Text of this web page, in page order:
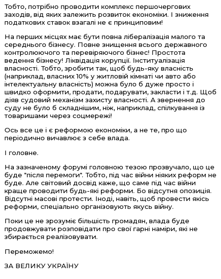
Тобто, потрібно проводити комплекс першочергових
заходів, від яких залежить розвиток економіки. І зниження
податкових ставок взагалі не є принциповим!
На перших місцях має бути повна лібералізація малого та
середнього бізнесу. Повне знищення всього державного
контролюючого та перевіряючого бізнес! Простота
ведення бізнесу! Ліквідація корупції. Інституалізація
власності. Тобто, зробити так, щоб будь-яку власність
(наприклад, власних 10% у житловій кімнаті чи авто або
інтелектуальну власність) можна було б дуже просто і
швидко оформити, продати, подарувати, закласти і т.д. Щоб
діяв судовий механізм захисту власності. А звернення до
суду не було б складнішим, ніж, наприклад, спілкування із
товаришами через соцмережі!
Ось все це і є реформою економіки, а не те, про що
періодично вичавлює з себе влада.
І головне.
На зазначеному форумі головною тезою прозвучало, що це
буде "після перемоги". Тобто, під час війни ніяких реформ не
буде. Але світовий досвід каже, що саме під час війни
краще проводити будь-які реформи. Бо відсутня опозиція.
Відсутні масові протести. Іноді, навіть, щоб провести якісь
реформи, спеціально організовують якусь війну.
Поки це не зрозуміє більшість громадян, влада буде
продовжувати розповідати про свої гарні наміри, які не
збирається реалізовувати.
Переможемо!
ЗА ВЕЛИКУ УКРАЇНУ